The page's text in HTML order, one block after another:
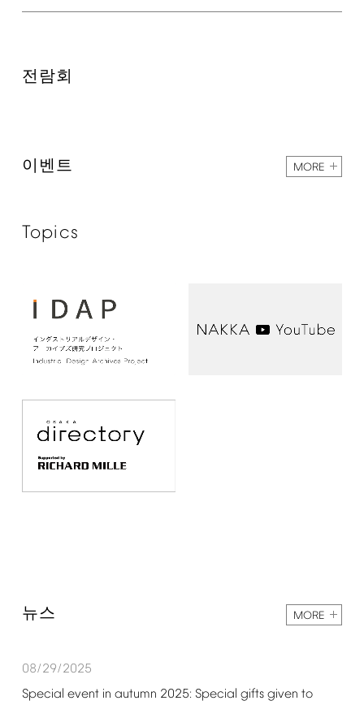
전람회
이벤트 MORE
Topics
뉴스 MORE
08/29/2025
Special event in autumn 2025: Special gifts given to